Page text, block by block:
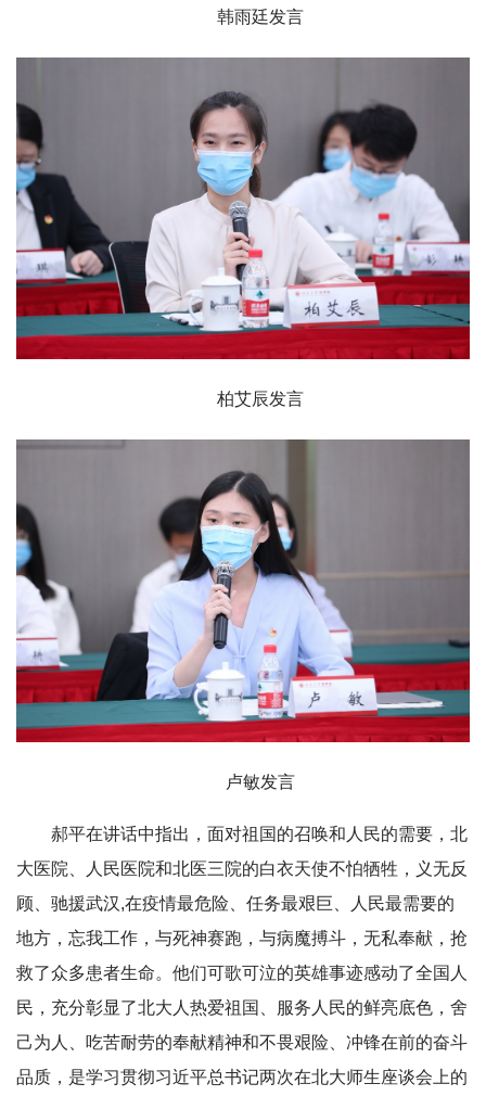
韩雨廷发言
柏艾辰发言
卢敏发言
郝平在讲话中指出，面对祖国的召唤和人民的需要，北
大医院、人民医院和北医三院的白衣天使不怕牺牲，义无反
顾、驰援武汉,在疫情最危险、任务最艰巨、人民最需要的
地方，忘我工作，与死神赛跑，与病魔搏斗，无私奉献，抢
救了众多患者生命。他们可歌可泣的英雄事迹感动了全国人
民，充分彰显了北大人热爱祖国、服务人民的鲜亮底色，舍
己为人、吃苦耐劳的奉献精神和不畏艰险、冲锋在前的奋斗
品质，是学习贯彻习近平总书记两次在北大师生座谈会上的